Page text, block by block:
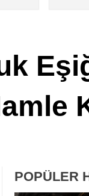
POPÜLER